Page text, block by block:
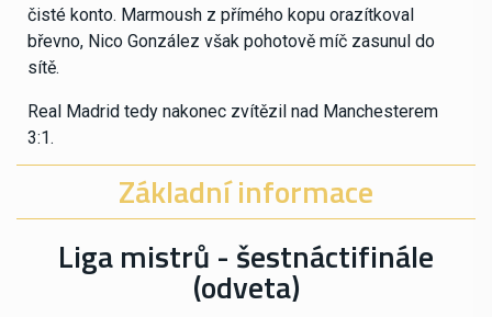
čisté konto. Marmoush z přímého kopu orazítkoval
břevno, Nico González však pohotově míč zasunul do
sítě.
Real Madrid tedy nakonec zvítězil nad Manchesterem
3:1.
Základní informace
Liga mistrů - šestnáctifinále
(odveta)